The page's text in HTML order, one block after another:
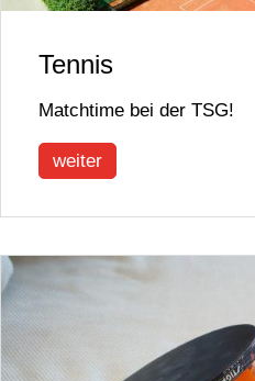
Tennis
Matchtime bei der TSG!
weiter